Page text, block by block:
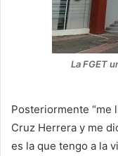
La FGET
Posteriormente “me
Cruz Herrera y me
es la que tengo a la